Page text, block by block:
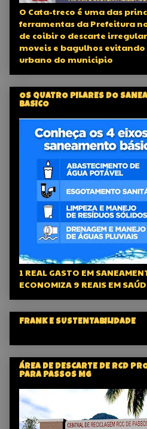
O Cata-treco é uma das
ferramentas da Prefeitura
de coibir o descarte
moveis e bagulhos evitando
urbano do municipio
OS QUATRO PILARES DO
BASICO
1 REAL GASTO EM
ECONOMIZA 9 REAIS EM
FRANK E SUSTENTABILIDADE
ÁREA DE DESCARTE DE RCD
PARA PASSOS MG